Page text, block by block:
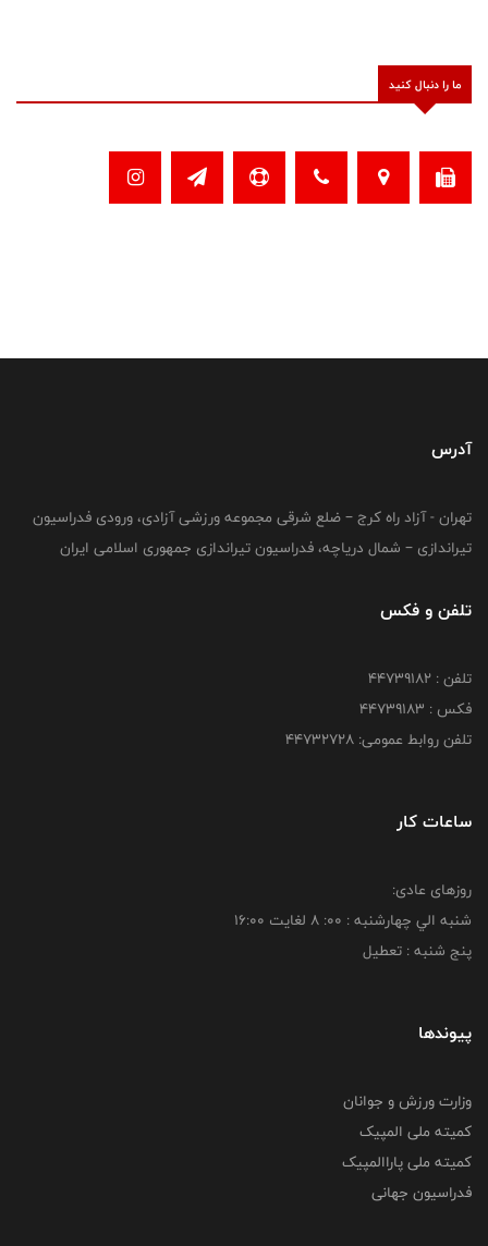
ما را دنبال کنید
آدرس
تهران - آزاد راه کرج – ضلع شرقی مجموعه ورزشی آزادی، ورودی فدراسیون
تیراندازی – شمال دریاچه، فدراسیون تیراندازی جمهوری اسلامی ایران
تلفن و فکس
تلفن : ۴۴۷۳۹۱۸۲
فکس : ۴۴۷۳۹۱۸3
تلفن روابط عمومی: ۴۴۷۳۲۷۲۸
ساعات کار
روزهای عادی:
شنبه الي چهارشنبه : 00: 8 لغايت 16:00
پنج شنبه : تعطیل
پیوندها
وزارت ورزش و جوانان
کمیته ملی المپیک
کمیته ملی پاراالمپیک
فدراسیون جهانی